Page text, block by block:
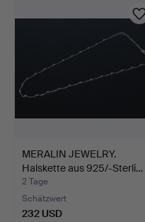
MERALIN JEWELRY.
Halskette aus 925/-Sterli…
2 Tage
Schätzwert
232 USD